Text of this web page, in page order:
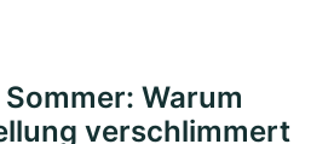
Warum
verschlimmert